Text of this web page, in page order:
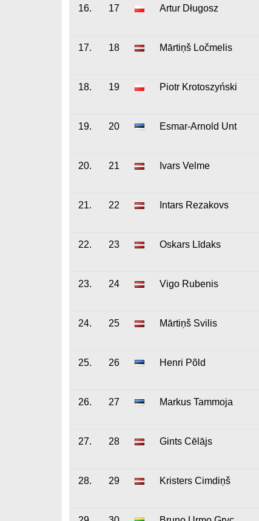
16. 17 Artur Długosz
17. 18 Mārtiņš Ločmelis
18. 19 Piotr Krotoszyński
19. 20 Esmar-Arnold Unt
20. 21 Ivars Velme
21. 22 Intars Rezakovs
22. 23 Oskars Līdaks
23. 24 Vigo Rubenis
24. 25 Mārtiņš Svilis
25. 26 Henri Põld
26. 27 Markus Tammoja
27. 28 Gints Cēlājs
28. 29 Kristers Cimdiņš